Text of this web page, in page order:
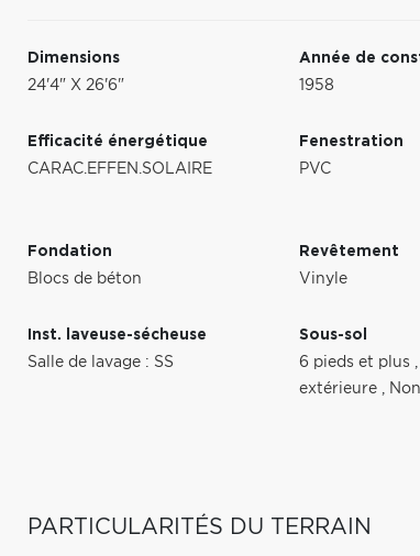
Dimensions
24'4" X 26'6"
Année de
1958
Efficacité énergétique
CARAC.EFFEN.SOLAIRE
Fenestration
PVC
Fondation
Blocs de béton
Revêtement
Vinyle
Inst. laveuse-sécheuse
Salle de lavage : SS
Sous-sol
6 pieds et plus ,
extérieure ,
PARTICULARITÉS DU TERRAIN